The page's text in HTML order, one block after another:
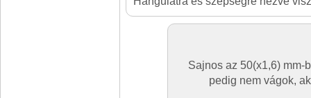
Sajnos az 50(x1,6) mm-
pedig nem vágok,